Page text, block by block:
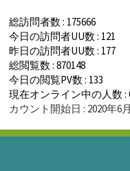
総訪問者数 : 175666
今日の訪問者UU数 : 121
昨日の訪問者UU数 : 177
総閲覧数 : 870148
今日の閲覧PV数 : 133
現在オンライン中の人数 :
カウント開始日 : 2020年6